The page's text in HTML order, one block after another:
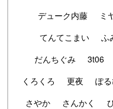
デューク内藤
ミ
てんてこまい
ふ
だんちぐみ
3t06
くろくろ
更夜 ぽ
さやか
さんかく